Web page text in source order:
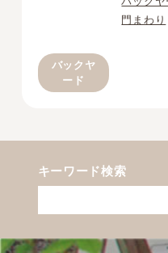
門まわり
バックヤ
ード
キーワード検索